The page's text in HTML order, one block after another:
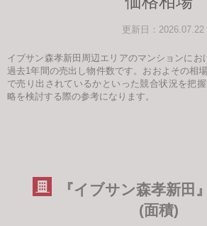
更新日：2026.07.22
イブサン森孝新田周辺エリアのマンションに
過去1年間の売出し物件数です。おおよその相
で売り出されているかといった競合状況を把
略を検討する際の参考になります。
『イブサン森孝新田
(面積)